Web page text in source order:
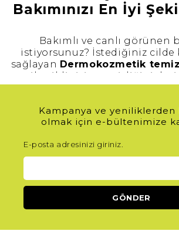
Bakımınızı En İyi
Bakımlı ve canlı görünen
istiyorsunuz? İstediğiniz cilde
sağlayan Dermokozmetik
ile cildinizin temizliğini
sağlayabilirsiniz. Böylelikle
kavuşmasına yardımcı
fiyatlı, geniş ürün seçenekleri ile
ürünleri karşılaştırarak sizin
olan ürünleri hemen
Derinlemesine Cilt
Nefes Aldırın
Kampanya ve yeniliklerden
olmak için e-bültenimize
E-posta adresinizi giriniz.